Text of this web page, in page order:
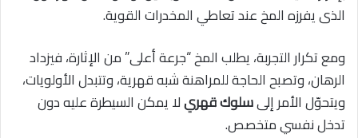
الذى يفرزه المخ عند تعاطي المخدرات القوية.
ومع تكرار التجربة، يطلب المخ “جرعة أعلى” من الإثارة، فيزداد
الرهان، وتصبح الحاجة للمراهنة شبه قهرية، وتتبدل الأولويات،
ويتحوّل الأمر إلىسلوك قهريلا يمكن السيطرة عليه دون
تدخل نفسي متخصص.